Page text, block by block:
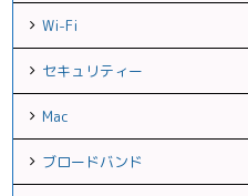
Wi-Fi
セキュリティー
Mac
ブロードバンド